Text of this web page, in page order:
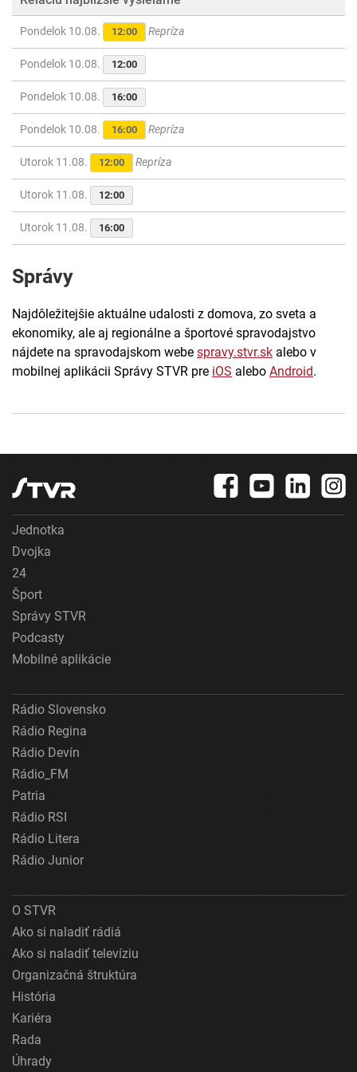
Pondelok 10.08. 12:00 Repríza
Pondelok 10.08. 12:00
Pondelok 10.08. 16:00
Pondelok 10.08. 16:00 Repríza
Utorok 11.08. 12:00 Repríza
Utorok 11.08. 12:00
Utorok 11.08. 16:00
Správy
Najdôležitejšie aktuálne udalosti z domova, zo sveta a
ekonomiky, ale aj regionálne a športové spravodajstvo
nájdete na spravodajskom webe spravy.stvr.sk alebo v
mobilnej aplikácii Správy STVR pre iOS alebo Android.
Jednotka
Dvojka
24
Šport
Správy STVR
Podcasty
Mobilné aplikácie
Rádio Slovensko
Rádio Regina
Rádio Devín
Rádio_FM
Patria
Rádio RSI
Rádio Litera
Rádio Junior
O STVR
Ako si naladiť rádiá
Ako si naladiť televíziu
Organizačná štruktúra
História
Kariéra
Rada
Úhrady